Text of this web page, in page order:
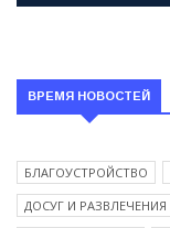
ВРЕМЯ НОВОСТЕЙ
БЛАГОУСТРОЙСТВО
ДОСУГ И РАЗВЛЕЧЕНИЯ